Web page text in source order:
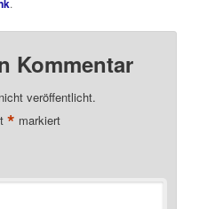
.
Kommentar
veröffentlicht.
* markiert